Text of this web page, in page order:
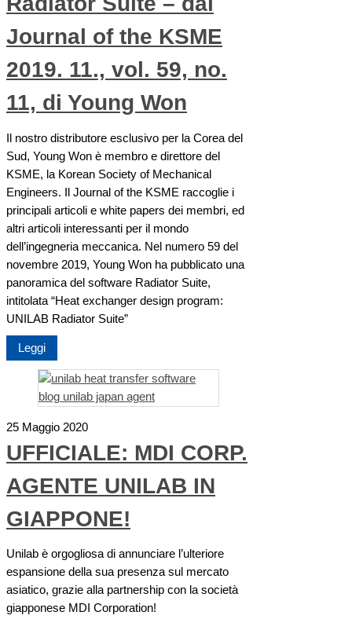
Journal of the KSME
2019. 11., vol. 59, no.
11, di Young Won
Il nostro distributore esclusivo per la Corea del
Sud, Young Won è membro e direttore del
KSME, la Korean Society of Mechanical
Engineers. Il Journal of the KSME raccoglie i
principali articoli e white papers dei membri, ed
altri articoli interessanti per il mondo
dell’ingegneria meccanica. Nel numero 59 del
novembre 2019, Young Won ha pubblicato una
panoramica del software Radiator Suite,
intitolata “Heat exchanger design program:
UNILAB Radiator Suite”
Leggi
25 Maggio 2020
UFFICIALE: MDI CORP.
AGENTE UNILAB IN
GIAPPONE!
Unilab è orgogliosa di annunciare l’ulteriore
espansione della sua presenza sul mercato
asiatico, grazie alla partnership con la società
giapponese MDI Corporation!